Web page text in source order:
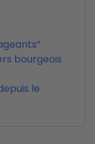
bourgeois
le